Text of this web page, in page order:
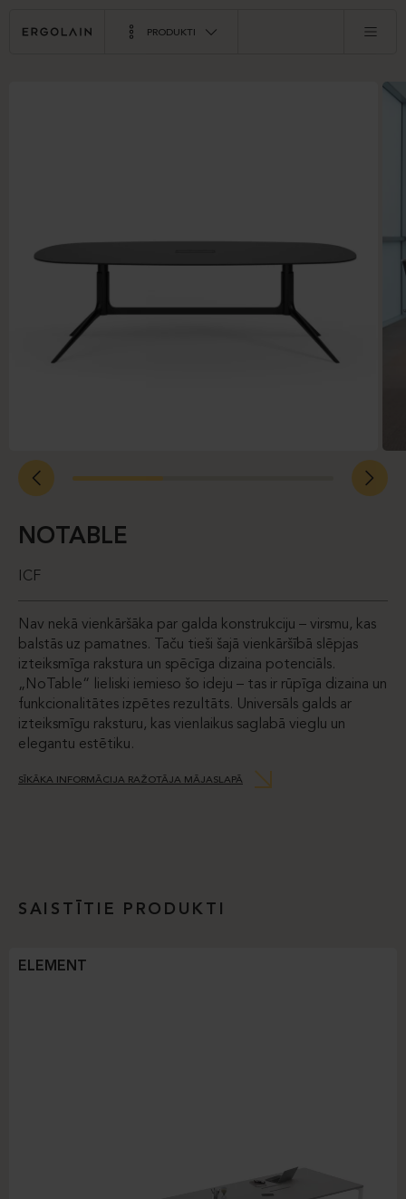
PRODUKTI
NOTABLE
ICF
Nav nekā vienkāršāka par galda konstrukciju – virsmu, kas
balstās uz pamatnes. Taču tieši šajā vienkāršībā slēpjas
izteiksmīga rakstura un spēcīga dizaina potenciāls.
„NoTable“ lieliski iemieso šo ideju – tas ir rūpīga dizaina un
funkcionalitātes izpētes rezultāts. Universāls galds ar
izteiksmīgu raksturu, kas vienlaikus saglabā vieglu un
elegantu estētiku.
SĪKĀKA INFORMĀCIJA RAŽOTĀJA MĀJASLAPĀ
SAISTĪTIE PRODUKTI
ELEMENT